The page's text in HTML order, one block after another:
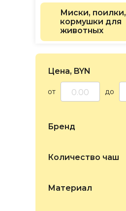
Миски, поилки,
кормушки для
животных
Цена, BYN
от до
Бренд
Количество чаш
Материал